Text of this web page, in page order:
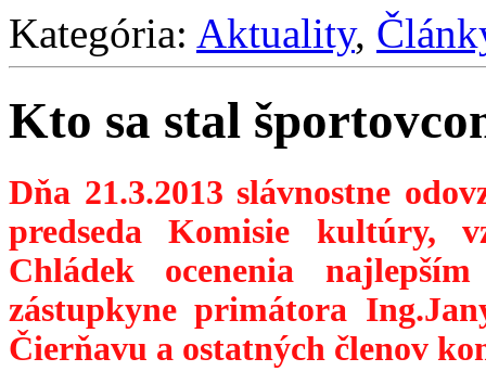
Kategória: Aktuality,
Kto sa stal
Dňa 21.3.2013 slávnostne
predseda Komisie kultúry,
Chládek ocenenia
zástupkyne primátora
Čierňavu a ostatných členov